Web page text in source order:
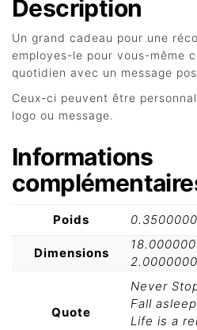
Description
Un grand cadeau pour une
employes-le pour vous-même
quotidien avec un message
Ceux-ci peuvent être
logo ou message.
Informations
Poids
Dimensions
Quote
Never
Fall
Life is a